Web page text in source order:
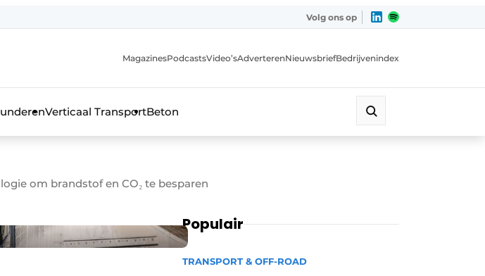
Volg ons op
MagazinesPodcastsVideo’sAdverterenNieuwsbriefBedrijvenindex
Verticaal TransportBeton
om brandstof en CO₂ te besparen
Populair
TRANSPORT & OFF-ROAD